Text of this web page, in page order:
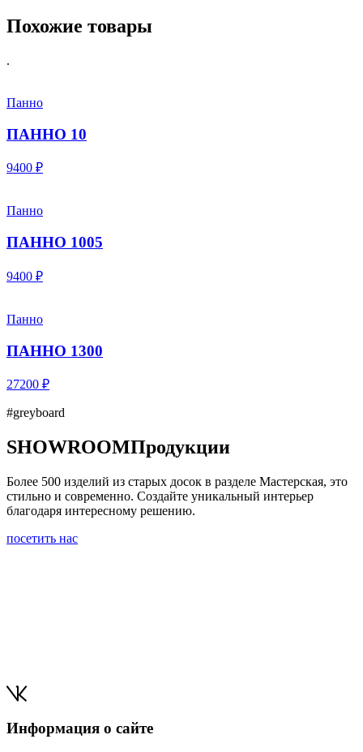
Похожие товары
.
Панно
ПАННО 10
9400 ₽
Панно
ПАННО 1005
9400 ₽
Панно
ПАННО 1300
27200 ₽
#greyboard
SHOWROOMПродукции
Более 500 изделий из старых досок в разделе Мастерская, это
стильно и современно. Создайте уникальный интерьер
благодаря интересному решению.
посетить нас
Информация о сайте